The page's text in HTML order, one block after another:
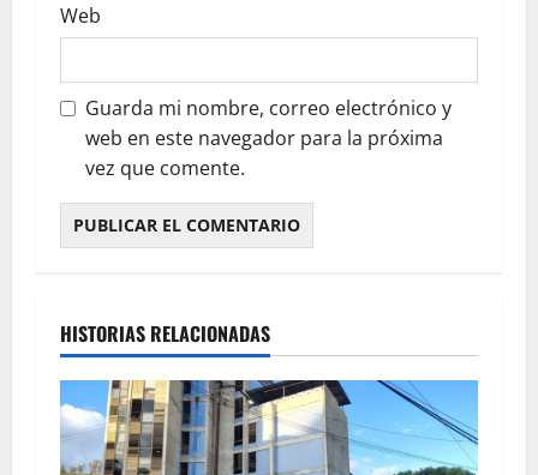
Web
Guarda mi nombre, correo electrónico y
web en este navegador para la próxima
vez que comente.
HISTORIAS RELACIONADAS